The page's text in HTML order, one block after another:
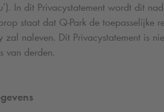
In dit Privacystatement wordt dit
staat dat Q-Park de toepasselijke
naleven. Dit Privacystatement is
van derden.